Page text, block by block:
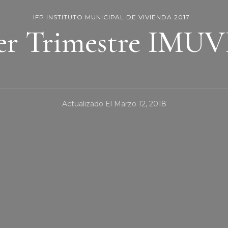
IFP INSTITUTO MUNICIPAL DE VIVIENDA 2017
Trimestre
Actualizado El Marzo 12, 2018